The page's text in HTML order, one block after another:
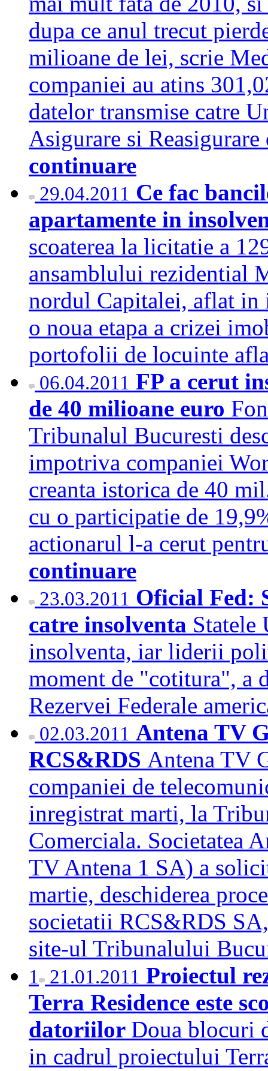
dupa ce anul trecut
milioane de lei, scrie
companiei au atins
datelor transmise catre
Asigurare si
continuare
29.04.2011 Ce fac
apartamente in
scoaterea la licitatie a
ansamblului rezidential
nordul Capitalei, aflat in
o noua etapa a crizei
portofolii de locuinte
06.04.2011 FP a cerut
de 40 milioane euro
Tribunalul Bucuresti
impotriva companiei
creanta istorica de 40
cu o participatie de
actionarul l-a cerut
continuare
23.03.2011 Oficial Fed:
catre insolventa Statele
insolventa, iar liderii
moment de "cotitura", a
Rezervei Federale
02.03.2011 Antena TV
RCS&RDS Antena TV
companiei de
inregistrat marti, la
Comerciala. Societatea
TV Antena 1 SA) a
martie, deschiderea
societatii RCS&RDS
site-ul Tribunalului
1 21.01.2011 Proiectul
Terra Residence este
datoriilor Doua blocuri
in cadrul proiectului